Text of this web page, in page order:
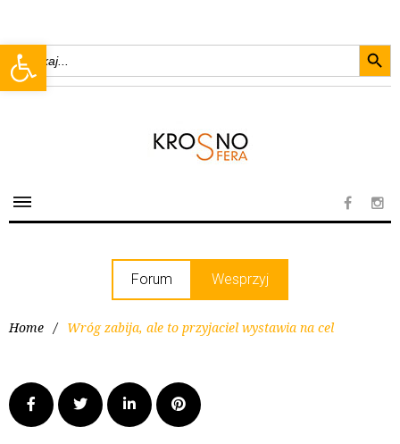
Open toolbar
Search
for:
Forum Wesprzyj
Home / Wróg zabija, ale to przyjaciel wystawia na cel